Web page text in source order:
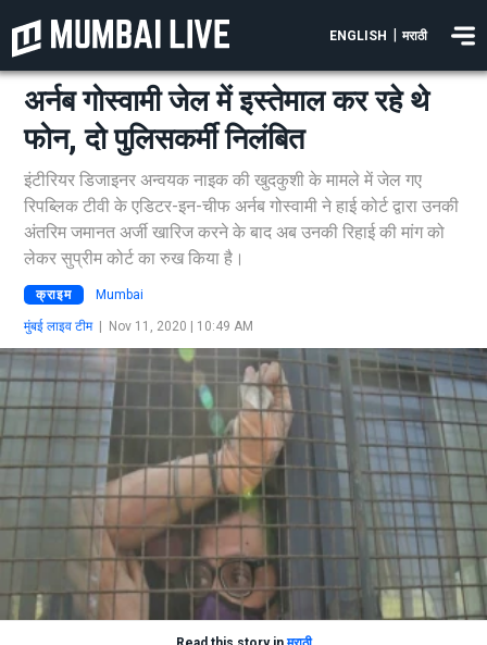
ENGLISH मराठी
अर्नब गोस्वामी जेल में इस्तेमाल कर रहे थे
फोन, दो पुलिसकर्मी निलंबित
इंटीरियर डिजाइनर अन्वयक नाइक की खुदकुशी के मामले में जेल गए
रिपब्लिक टीवी के एडिटर-इन-चीफ अर्नब गोस्वामी ने हाई कोर्ट द्वारा उनकी
अंतरिम जमानत अर्जी खारिज करने के बाद अब उनकी रिहाई की मांग को
लेकर सुप्रीम कोर्ट का रुख किया है।
क्राइम Mumbai
मुंबई लाइव टीम| Nov 11, 2020 | 10:49 AM